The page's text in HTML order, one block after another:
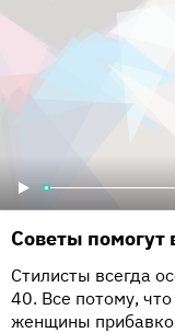
Советы помогут
Стилисты всегда
40. Все потому,
женщины